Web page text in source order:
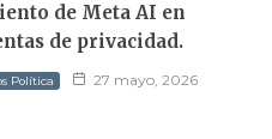
de Meta AI en
de privacidad.
Política 27 mayo, 2026